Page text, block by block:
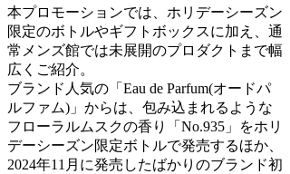
本プロモーションでは、ホリデーシーズン
限定のボトルやギフトボックスに加え、通
常メンズ館では未展開のプロダクトまで幅
広くご紹介。
ブランド人気の「Eau de Parfum(オードパ
ルファム)」からは、包み込まれるような
フローラルムスクの香り「No.935」をホリ
デーシーズン限定ボトルで発売するほか、
2024年11月に発売したばかりのブランド初